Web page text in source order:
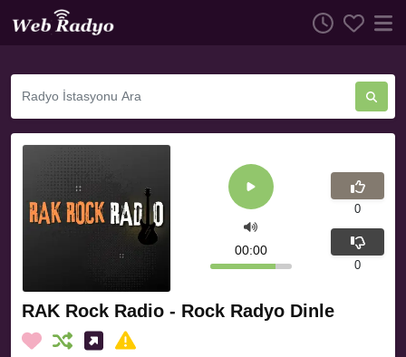
RAK Rock Radio - Rock Radyo Dinle
00:00
0
0